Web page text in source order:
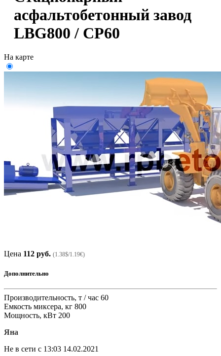
асфальтобетонный завод
LBG800 / CP60
На карте
Цена 112 руб. (1.38$/1.19€)
Дополнительно
Производительность, т / час 60
Емкость миксера, кг 800
Мощность, кВт 200
Яна
Не в сети с 13:03 14.02.2021